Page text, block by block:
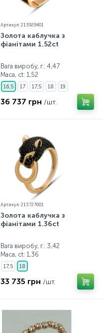
Артикул: 213929401
Золота каблучка з
фіанітами 1.52ct
Вага виробу, г.: 4,47
Маса, ct: 1,52
16,5 17 17,5 18 19
36 737 грн /шт.
Артикул: 213727601
Золота каблучка з
фіанітами 1.36ct
Вага виробу, г.: 3,42
Маса, ct: 1,36
17,5 18
33 735 грн /шт.